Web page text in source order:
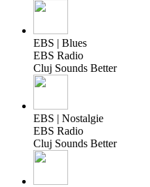
EBS | Blues
EBS Radio
Cluj Sounds Better
EBS | Nostalgie
EBS Radio
Cluj Sounds Better